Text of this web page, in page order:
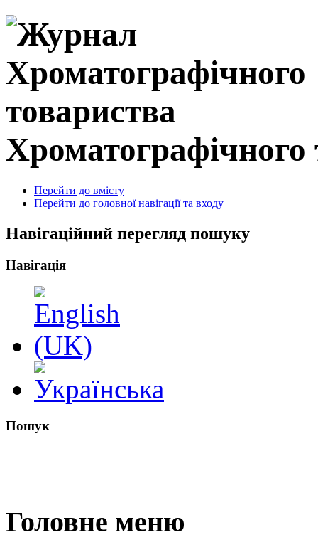
Хроматографічного
Перейти до вмісту
Перейти до головної навігації та входу
Навігаційний перегляд пошуку
Навігація
Пошук
Головне меню